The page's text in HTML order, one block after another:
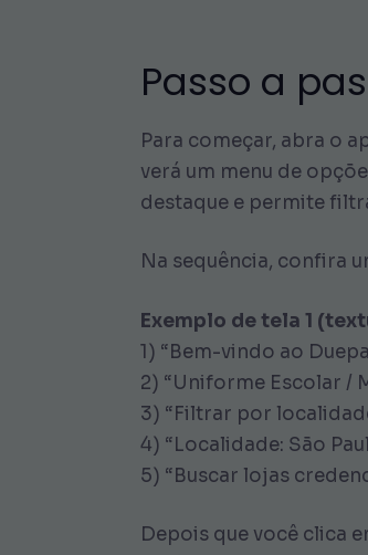
Passo a
Para começar, abra o
verá um menu de
destaque e permite
Na sequência, confira
Exemplo de tela 1
1) “Bem-vindo ao
2) “Uniforme Escolar /
3) “Filtrar por
4) “Localidade: São
5) “Buscar lojas
Depois que você clica